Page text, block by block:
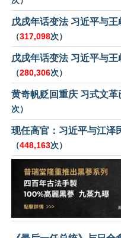
戊戌年话变法 习近平与
（317,098次）
戊戌年话变法 习近平与
（280,306次）
黄奇帆贬回重庆 习式文革
次）
现任高官：习近平与江泽
（448,163次）